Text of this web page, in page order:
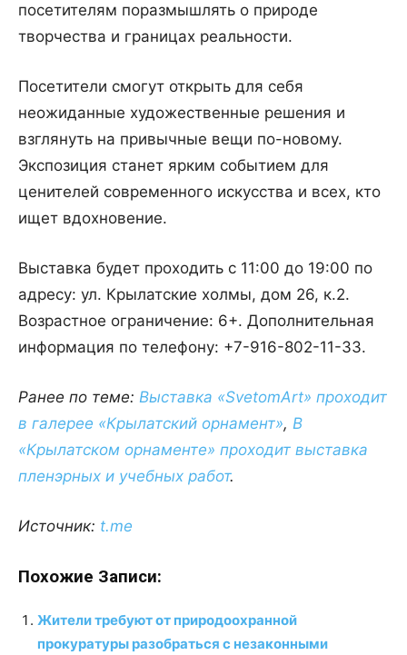
посетителям поразмышлять о природе
творчества и границах реальности.
Посетители смогут открыть для себя
неожиданные художественные решения и
взглянуть на привычные вещи по-новому.
Экспозиция станет ярким событием для
ценителей современного искусства и всех, кто
ищет вдохновение.
Выставка будет проходить с 11:00 до 19:00 по
адресу: ул. Крылатские холмы, дом 26, к.2.
Возрастное ограничение: 6+. Дополнительная
информация по телефону: +7-916-802-11-33.
Ранее по теме: Выставка «SvetomArt» проходит
в галерее «Крылатский орнамент», В
«Крылатском орнаменте» проходит выставка
пленэрных и учебных работ.
Источник: t.me
Похожие Записи:
Жители требуют от природоохранной
прокуратуры разобраться с незаконными